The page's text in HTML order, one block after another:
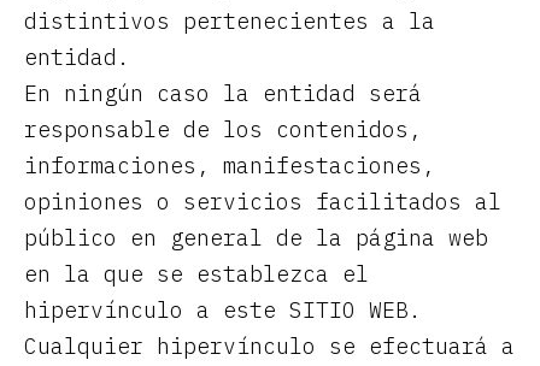
distintivos pertenecientes a la
entidad.
En ningún caso la entidad será
responsable de los contenidos,
informaciones, manifestaciones,
opiniones o servicios facilitados al
público en general de la página web
en la que se establezca el
hipervínculo a este SITIO WEB.
Cualquier hipervínculo se efectuará a